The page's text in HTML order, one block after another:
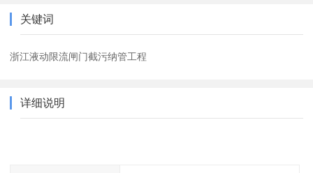
关键词
浙江液动限流闸门截污纳管工程
详细说明